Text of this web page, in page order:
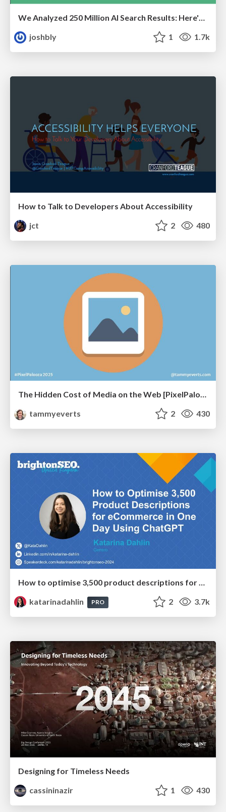
We Analyzed 250 Million AI Search Results: Here's What I Found
joshbly
1 1.7k
How to Talk to Developers About Accessibility
jct
2 480
The Hidden Cost of Media on the Web [PixelPalooza 2025]
tammyeverts
2 430
How to optimise 3,500 product descriptions for ecommerce in one day using ChatGPT
katarinadahlin
PRO 2 3.7k
Designing for Timeless Needs
cassininazir
1 430